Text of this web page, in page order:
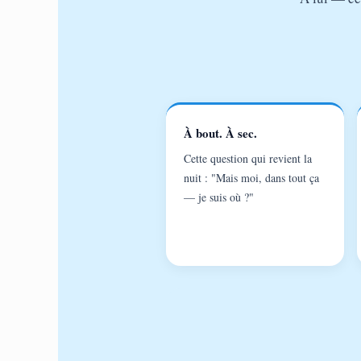
À bout. À sec.
Cette question qui revient la
nuit : "Mais moi, dans tout ça
— je suis où ?"